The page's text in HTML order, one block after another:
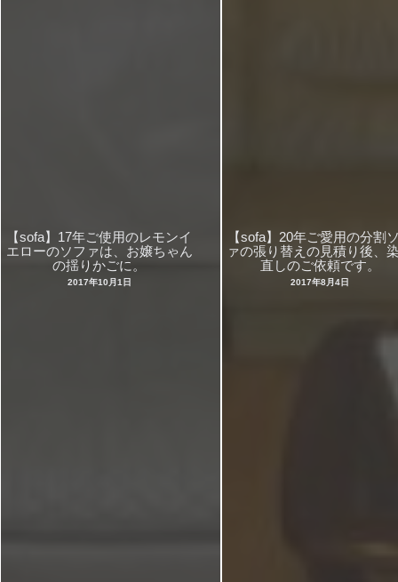
【sofa】17年ご使用のレモンイ
エローのソファは、お嬢ちゃん
の揺りかごに。
2017年10月1日
【sofa】20年ご愛用の分割
ァの張り替えの見積り後、
直しのご依頼です。
2017年8月4日